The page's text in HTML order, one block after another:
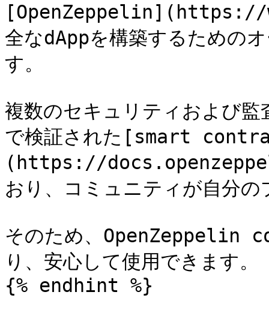
[OpenZeppelin](https://
全なdAppを構築するための
す。
複数のセキュリティおよび
で検証された[smart
(https://
おり、コミュニティが自分
そのため、OpenZeppelin
り、安心して使用できます。
{% endhint %}